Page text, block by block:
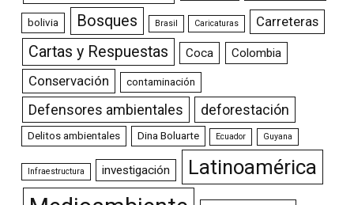
bolivia Bosques Brasil Caricaturas Carreteras
Cartas y Respuestas Coca Colombia
Conservación contaminación
Defensores ambientales deforestación
Delitos ambientales Dina Boluarte Ecuador Guyana
Infraestructura investigación Latinoamérica